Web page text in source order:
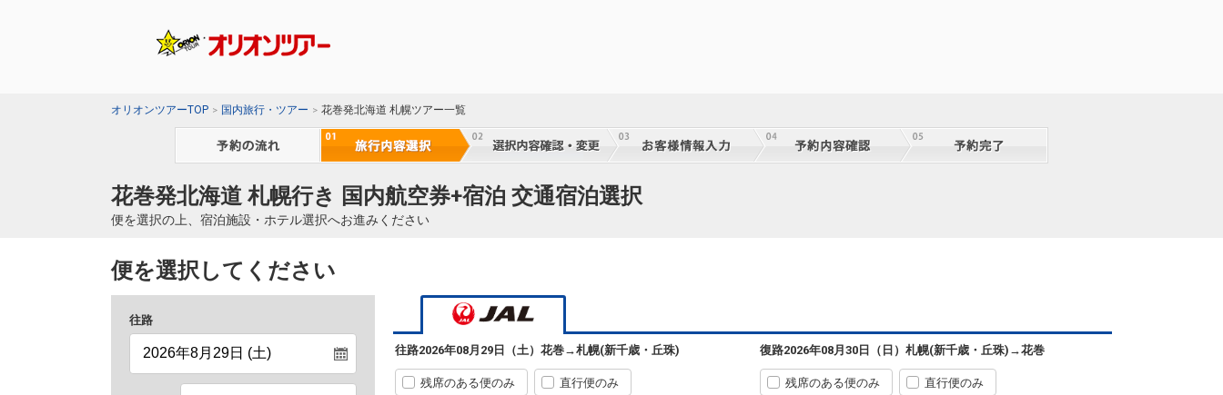
オリオンツアーTOP 国内旅行・ツアー 花巻発北海道 札幌ツアー一覧
花巻発北海道 札幌行き 国内航空券+宿泊 交通宿泊選択
便を選択の上、宿泊施設・ホテル選択へお進みください
便を選択してください
往路
往路2026年08月29日（土） 花巻→札幌(新千歳・丘珠)
残席のある便のみ 直行便のみ
復路2026年08月30日（日） 札幌(新千歳・丘珠) →花巻
残席のある便のみ 直行便のみ